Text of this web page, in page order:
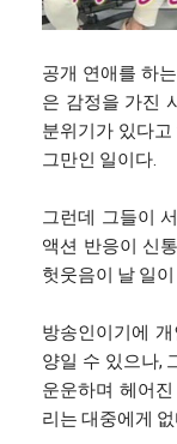
공개 연애를 하
은 감정을 가진
분위기가 있다
그만인 일이다.
그런데 그들이
액션 반응이 신
헛웃음이 날 일
방송인이기에
양일 수 있으나,
운운하며 헤어
리는 대중에게 없